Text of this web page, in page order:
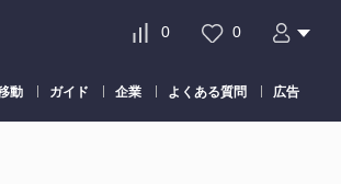
0 0
動 ガイド 企業 よくある質問 広告